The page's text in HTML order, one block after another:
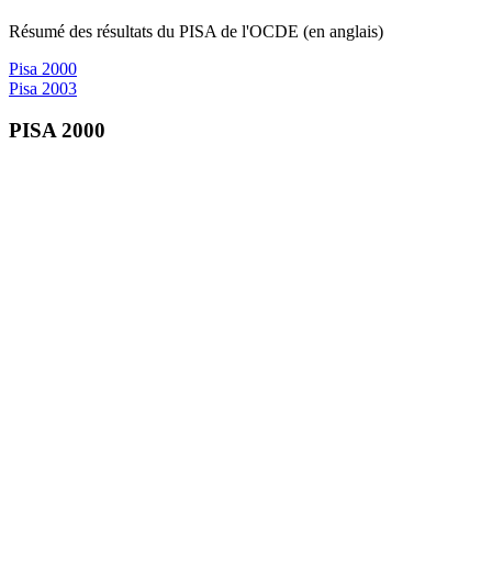
Résumé des résultats du PISA de l'OCDE (en anglais)
Pisa 2000
Pisa 2003
PISA 2000